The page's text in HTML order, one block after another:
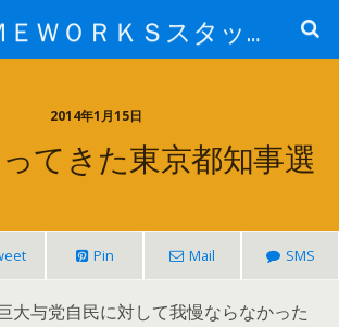
ＨＯＭＥＷＯＲＫＳスタッフ日記ブログ
2014年1月15日
てきた東京都知事選
Pin Mail SMS
大与党自民に対して我慢ならなかった